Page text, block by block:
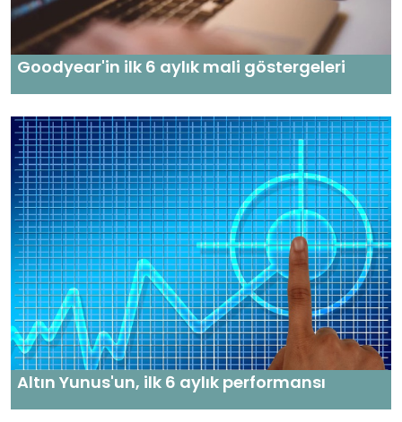
Goodyear'in ilk 6 aylık mali göstergeleri
Altın Yunus'un, ilk 6 aylık performansı